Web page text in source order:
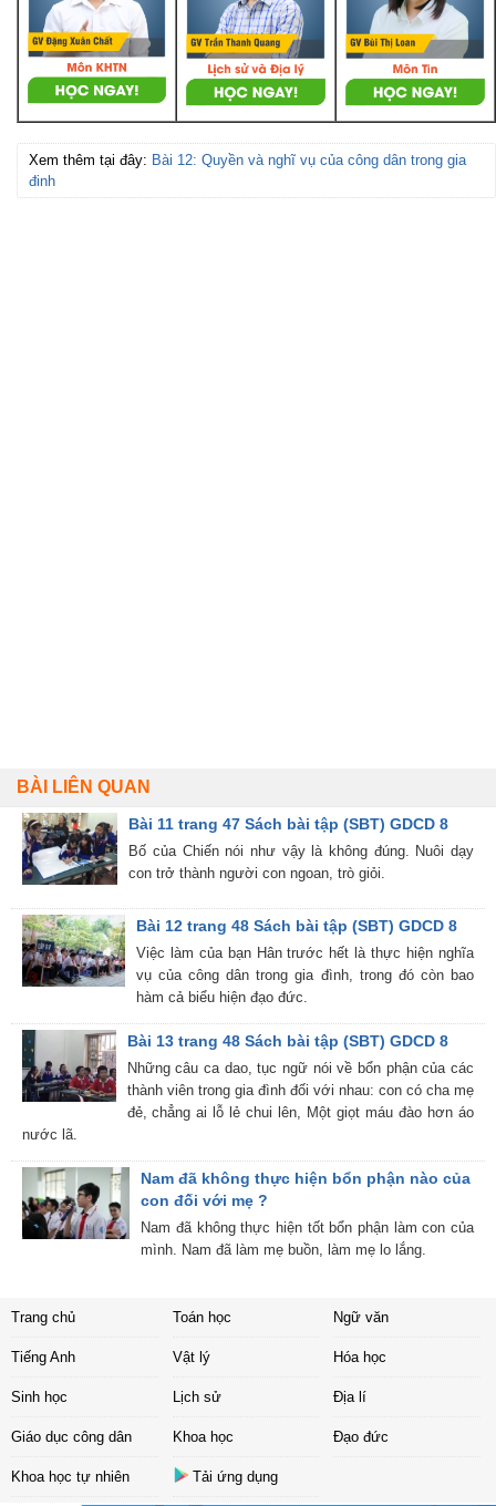
Xem thêm tại đây: Bài 12: Quyền và nghĩ vụ của công dân trong gia
đinh
BÀI LIÊN QUAN
Bài 11 trang 47 Sách bài tập (SBT) GDCD 8
Bố của Chiến nói như vậy là không đúng. Nuôi dạy
con trở thành người con ngoan, trò giỏi.
Bài 12 trang 48 Sách bài tập (SBT) GDCD 8
Việc làm của bạn Hân trước hết là thực hiện nghĩa
vụ của công dân trong gia đình, trong đó còn bao
hàm cả biểu hiện đạo đức.
Bài 13 trang 48 Sách bài tập (SBT) GDCD 8
Những câu ca dao, tục ngữ nói về bổn phận của các
thành viên trong gia đình đối với nhau: con có cha mẹ
đẻ, chẳng ai lỗ lẻ chui lên, Một giọt máu đào hơn áo
nước lã.
Nam đã không thực hiện bổn phận nào của
con đối với mẹ ?
Nam đã không thực hiện tốt bổn phận làm con của
mình. Nam đã làm mẹ buồn, làm mẹ lo lắng.
Trang chủ Toán học Ngữ văn
Tiếng Anh Vật lý Hóa học
Sinh học Lịch sử Địa lí
Giáo dục công dân Khoa học Đạo đức
Khoa học tự nhiên Tải ứng dụng